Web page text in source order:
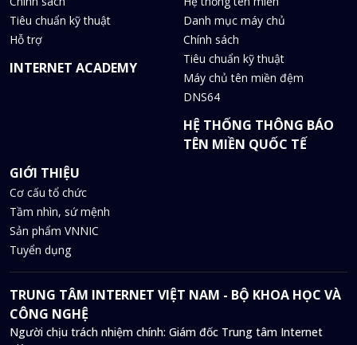
Tiêu chuẩn kỹ thuật
Hỗ trợ
INTERNET ACADEMY
Danh mục máy chủ
Chính sách
Tiêu chuẩn kỹ thuật
Máy chủ tên miền đệm
DNS64
HỆ THỐNG THÔNG BÁO
TÊN MIỀN QUỐC TẾ
GIỚI THIỆU
Cơ cấu tổ chức
Tầm nhìn, sứ mệnh
Sản phẩm VNNIC
Tuyển dụng
TRUNG TÂM INTERNET VIỆT NAM - BỘ KHOA HỌC VÀ
CÔNG NGHỆ
Người chịu trách nhiệm chính: Giám đốc Trung tâm Internet